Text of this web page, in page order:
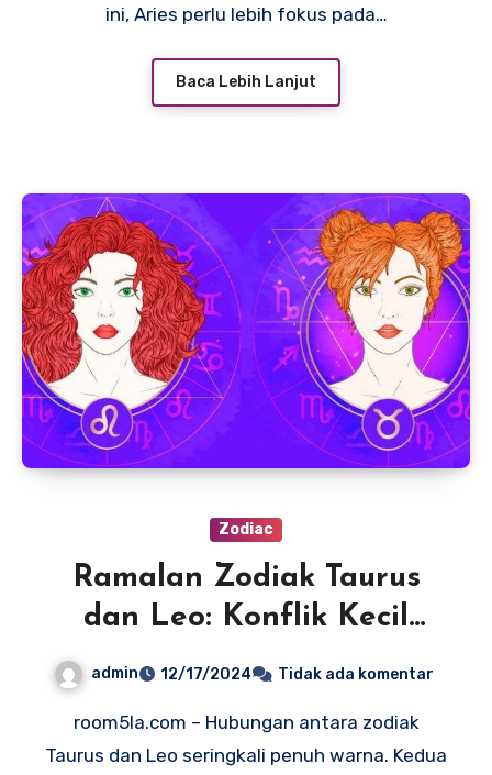
ini, Aries perlu lebih fokus pada…
Baca Lebih Lanjut
Zodiac
Ramalan Zodiak Taurus
dan Leo: Konflik Kecil
admin 12/17/2024 Tidak ada komentar
room5la.com – Hubungan antara zodiak
Taurus dan Leo seringkali penuh warna. Kedua